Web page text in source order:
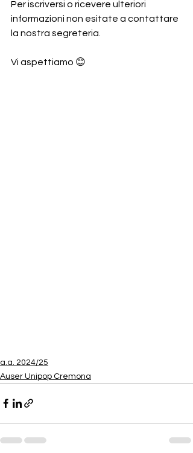
Per iscriversi o ricevere ulteriori
informazioni non esitate a contattare
la nostra segreteria.
Vi aspettiamo 😊
a.a. 2024/25
Auser Unipop Cremona